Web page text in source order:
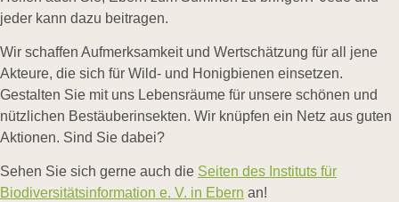
Wildbienen
Bestäubungsfunktion
Gefährdung
Schutz
und
Hilfe
Literatur
Links
Bienenfreundlich
Gärtnern
jeder kann dazu beitragen.
Wir schaffen Aufmerksamkeit und Wertschätzung für all jene
Akteure, die sich für Wild- und Honigbienen einsetzen.
Gestalten Sie mit uns Lebensräume für unsere schönen und
nützlichen Bestäuberinsekten. Wir knüpfen ein Netz aus guten
Aktionen. Sind Sie dabei?
Sehen Sie sich gerne auch die Seiten des Instituts für
Biodiversitätsinformation e. V. in Ebern an!